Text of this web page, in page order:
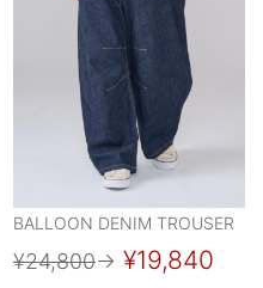
BALLOON DENIM TROUSER
¥24,800→ ¥19,840